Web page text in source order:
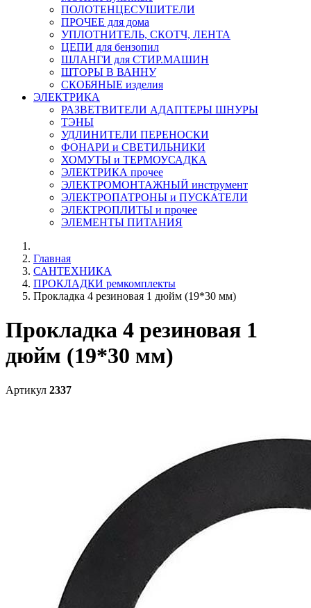
ПОЛОТЕНЦЕСУШИТЕЛИ
ПРОЧЕЕ для дома
УПЛОТНИТЕЛЬ, СКОТЧ, ЛЕНТА
ЦЕПИ для бензопил
ШЛАНГИ для СТИР.МАШИН
ШТОРЫ В ВАННУ
СКОБЯНЫЕ изделия
ЭЛЕКТРИКА
РАЗВЕТВИТЕЛИ АДАПТЕРЫ ШНУРЫ
ТЭНЫ
УДЛИНИТЕЛИ ПЕРЕНОСКИ
ФОНАРИ и СВЕТИЛЬНИКИ
ХОМУТЫ и ТЕРМОУСАДКА
ЭЛЕКТРИКА прочее
ЭЛЕКТРОМОНТАЖНЫЙ инструмент
ЭЛЕКТРОПАТРОНЫ и ПУСКАТЕЛИ
ЭЛЕКТРОПЛИТЫ и прочее
ЭЛЕМЕНТЫ ПИТАНИЯ
Главная
САНТЕХНИКА
ПРОКЛАДКИ ремкомплекты
Прокладка 4 резиновая 1 дюйм (19*30 мм)
Прокладка 4 резиновая 1
дюйм (19*30 мм)
Артикул 2337